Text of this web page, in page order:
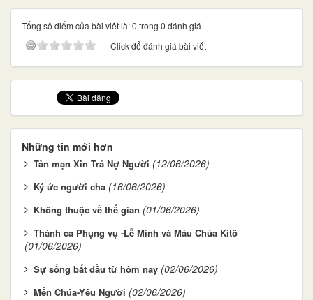
Tổng số điểm của bài viết là: 0 trong 0 đánh giá
Click để đánh giá bài viết
Những tin mới hơn
Tản mạn Xin Trả Nợ Người (12/06/2026)
Ký ức người cha (16/06/2026)
Không thuộc về thế gian (01/06/2026)
Thánh ca Phụng vụ -Lễ Mình và Máu Chúa Kitô
(01/06/2026)
Sự sống bắt đầu từ hôm nay (02/06/2026)
Mến Chúa-Yêu Người (02/06/2026)